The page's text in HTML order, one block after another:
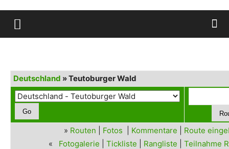
Deutschland » Teutoburger Wald
» Routen Fotos Kommentare
Route
« Fotogalerie Tickliste Rangliste Teilnahme